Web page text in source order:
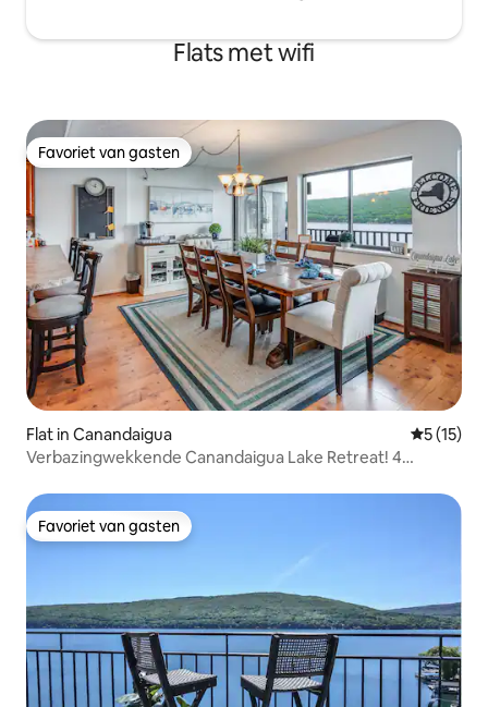
Flats met wifi
Favoriet van gasten
Favoriet van gasten
Flat in Canandaigua
5 (15)
Verbazingwekkende Canandaigua Lake Retreat! 4
Favoriet van gasten
Favoriet van gasten